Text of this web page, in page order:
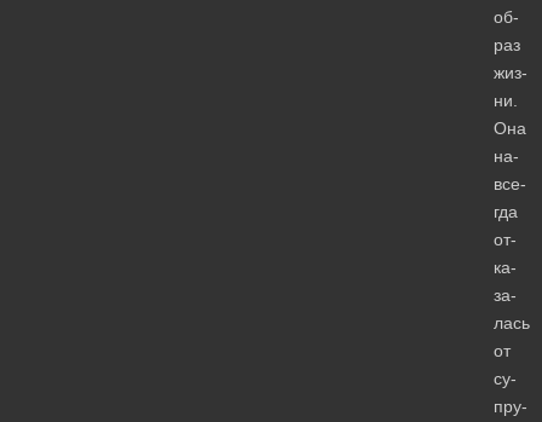
об­
раз
жиз­
ни.
Она
на­
все­
гда
от­
ка­
за­
лась
от
су­
пру­